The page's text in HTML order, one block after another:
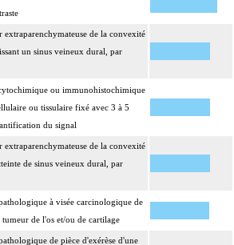
extraparenchymateuse de la convexité
un sinus veineux dural, par
ou immunohistochimique
ou tissulaire fixé avec 3 à 5
du signal
extraparenchymateuse de la convexité
de sinus veineux dural, par
à visée carcinologique de
tumeur de l'os et/ou de cartilage
de pièce d'exérèse d'une